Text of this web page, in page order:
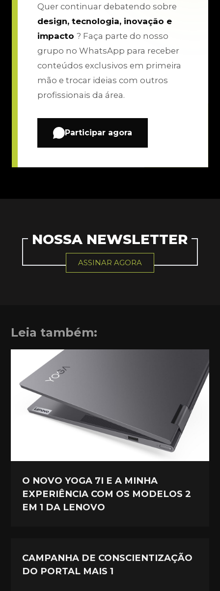
Quer continuar debatendo sobre
design, tecnologia, inovação e
impacto ? Faça parte do nosso
grupo no WhatsApp para receber
conteúdos exclusivos em primeira
mão e trocar ideias com outros
profissionais da área.
Participar agora
NOSSA NEWSLETTER
ASSINAR AGORA
Leia também:
O NOVO YOGA 7I E A MINHA
EXPERIÊNCIA COM OS MODELOS 2
EM 1 DA LENOVO
CAMPANHA DE CONSCIENTIZAÇÃO
DO PORTAL MAIS 1